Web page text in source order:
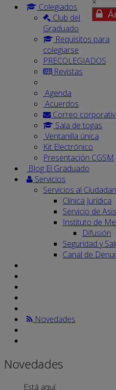
Colegiados
Club del
Graduado
Requisitos para
colegiarse
PRECOLEGIADOS
Revistas
Agenda
Acuerdos
Correo
Sala de togas
Ventanilla única
Kit Electrónico
Presentación CGSM
Blog El Graduado
Servicios
Servicios al
Clínica Jurídica
Servicio de
Instituto de
Difusión
Seguridad y
Canal de
Novedades
Novedades
Está aquí: